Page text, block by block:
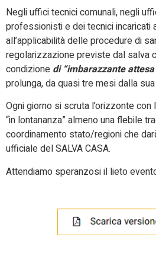
Negli uffici tecnici comunali, negli
professionisti e dei tecnici incaricati
all’applicabilità delle procedure di
regolarizzazione previste dal salva
condizione di “imbarazzante
prolunga, da quasi tre mesi dalla
Ogni giorno si scruta l’orizzonte
“in lontananza” almeno una flebile
coordinamento stato/regioni che
ufficiale del SALVA CASA.
Attendiamo speranzosi il lieto